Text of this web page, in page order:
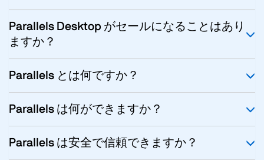
Parallels Desktop がセールになることはあり
ますか？
Parallels とは何ですか？
Parallels は何ができますか？
Parallels は安全で信頼できますか？